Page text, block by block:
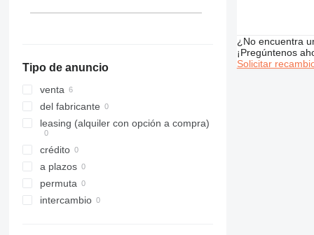
Tipo de anuncio
venta
del fabricante
leasing (alquiler con opción a compra)
crédito
a plazos
permuta
intercambio
¿No encuentra
¡Pregúntenos
Solicitar